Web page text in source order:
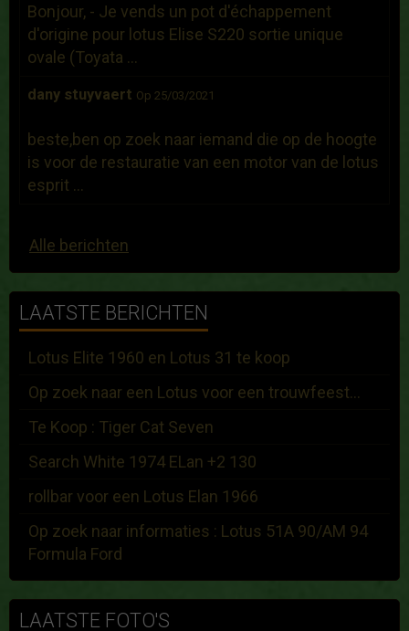
Bonjour, - Je vends un pot d'échappement
d'origine pour lotus Elise S220 sortie unique
ovale (Toyata ...
dany stuyvaert Op 25/03/2021
beste,ben op zoek naar iemand die op de hoogte
is voor de restauratie van een motor van de lotus
esprit ...
Alle berichten
LAATSTE BERICHTEN
Lotus Elite 1960 en Lotus 31 te koop
Op zoek naar een Lotus voor een trouwfeest...
Te Koop : Tiger Cat Seven
Search White 1974 ELan +2 130
rollbar voor een Lotus Elan 1966
Op zoek naar informaties : Lotus 51A 90/AM 94
Formula Ford
LAATSTE FOTO'S